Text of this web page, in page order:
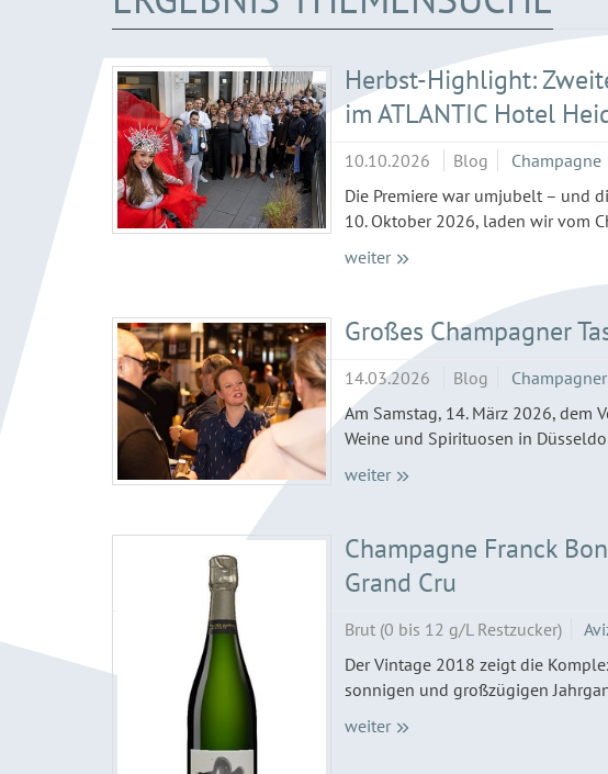
Herbst-Highlight:
im ATLANTIC Hotel
10.10.2026 Blog Champagne
Die Premiere war umjubelt – und
10. Oktober 2026, laden wir vom
weiter
Großes Champagner
14.03.2026 Blog
Am Samstag, 14. März 2026, dem
Weine und Spirituosen in
weiter
Champagne Franck
Grand Cru
Brut (0 bis 12 g/L Restzucker)
Der Vintage 2018 zeigt die
sonnigen und großzügigen
weiter